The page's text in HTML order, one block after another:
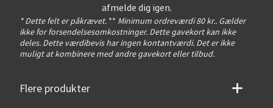
afmelde dig igen.
* Dette felt er påkrævet. ** Minimum ordreværdi 80 kr.. Gælder
ikke for forsendelsesomkostninger. Dette gavekort kan ikke
deles. Dette værdibevis har ingen kontantværdi. Det er ikke
muligt at kombinere med andre gavekort eller tilbud.
Flere produkter